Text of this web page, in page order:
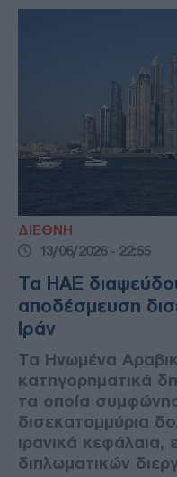
ΔΙΕΘΝΗ
13/06/2026 - 22:55
Τα ΗΑΕ
αποδέσμευση
Ιράν
Τα Ηνωμένα
κατηγορηματικά
τα οποία
δισεκατομμύρια
ιρανικά
διπλωματικών